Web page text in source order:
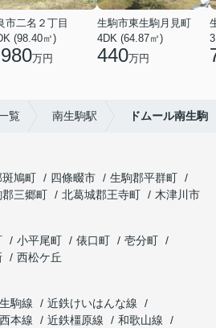
市二名２丁目
(98.40㎡)
万円
生駒市東生駒月見町
4DK (64.87㎡)
440万円
覧 南生駒駅 ドムール南生駒
鳩町 四條畷市
生駒郡平群町
郡三郷町 北葛城郡王寺町
木津川市
小平尾町 俵口町
壱分町
西松ケ丘
駒線
近鉄けいはんな線
本線 近鉄橿原線
和歌山線